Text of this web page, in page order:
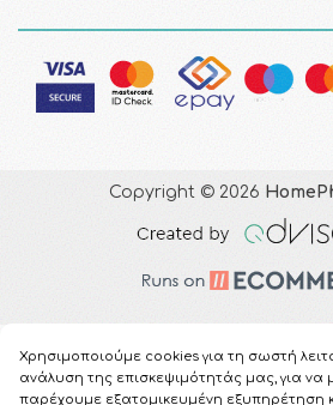
Copyright © 2026
Χρησιμοποιούμε cookies για τη σωστή
ανάλυση της επισκεψιμότητάς μας, για
παρέχουμε εξατομικευμένη εξυπηρέτηση